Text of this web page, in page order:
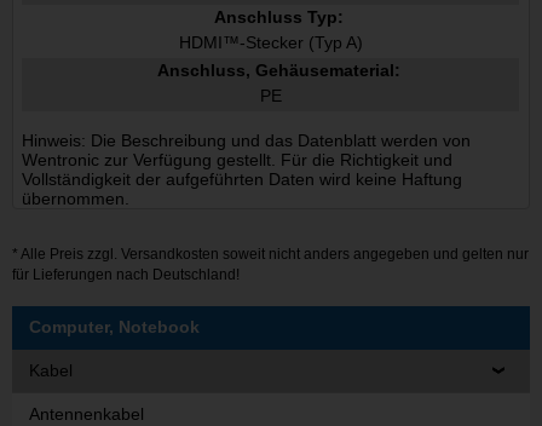
Anschluss Typ:
HDMI™-Stecker (Typ A)
Anschluss, Gehäusematerial:
PE
Hinweis: Die Beschreibung und das Datenblatt werden von
Wentronic zur Verfügung gestellt. Für die Richtigkeit und
Vollständigkeit der aufgeführten Daten wird keine Haftung
übernommen.
* Alle Preis zzgl. Versandkosten soweit nicht anders angegeben und gelten nur
für Lieferungen nach Deutschland!
Computer, Notebook
Kabel
Antennenkabel